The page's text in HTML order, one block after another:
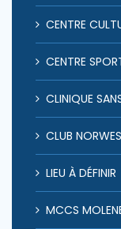
CENTRE
CENTRE
CLINIQUE
CLUB
LIEU À DÉFINIR
MCCS